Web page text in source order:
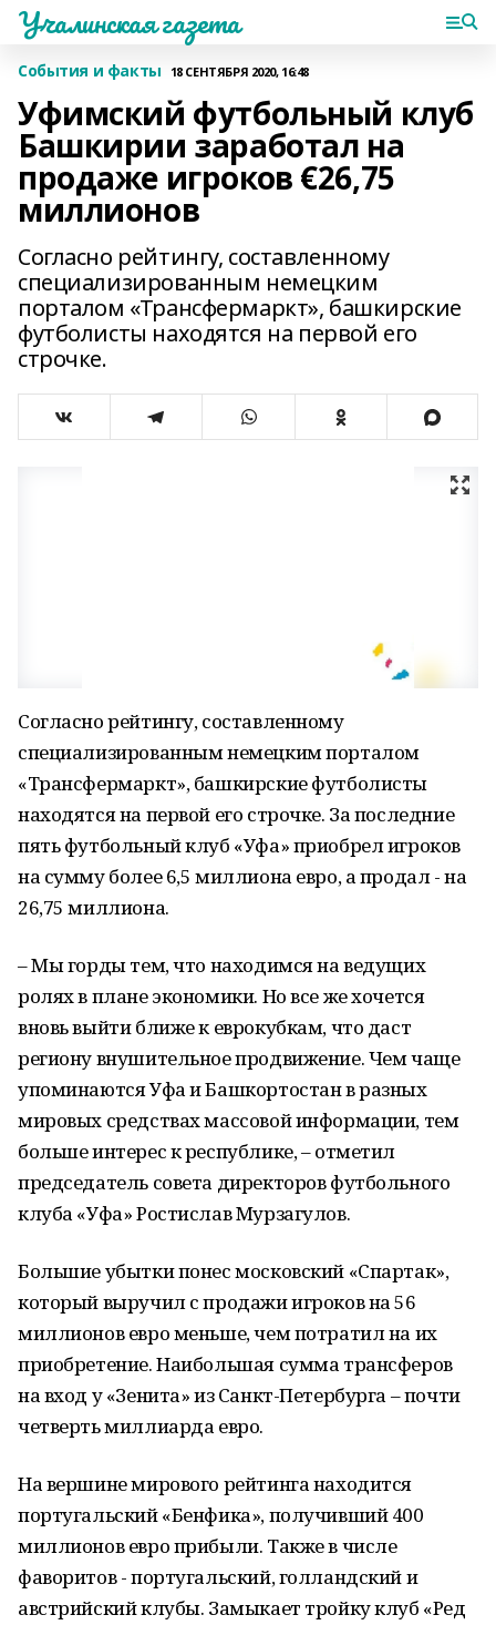
Учалинская газета
События и факты 18 СЕНТЯБРЯ 2020, 16:48
Уфимский футбольный клуб
Башкирии заработал на
продаже игроков €26,75
миллионов
Согласно рейтингу, составленному
специализированным немецким
порталом «Трансфермаркт», башкирские
футболисты находятся на первой его
строчке.
Согласно рейтингу, составленному
специализированным немецким порталом
«Трансфермаркт», башкирские футболисты
находятся на первой его строчке. За последние
пять футбольный клуб «Уфа» приобрел игроков
на сумму более 6,5 миллиона евро, а продал - на
26,75 миллиона.
– Мы горды тем, что находимся на ведущих
ролях в плане экономики. Но все же хочется
вновь выйти ближе к еврокубкам, что даст
региону внушительное продвижение. Чем чаще
упоминаются Уфа и Башкортостан в разных
мировых средствах массовой информации, тем
больше интерес к республике, – отметил
председатель совета директоров футбольного
клуба «Уфа» Ростислав Мурзагулов.
Большие убытки понес московский «Спартак»,
который выручил с продажи игроков на 56
миллионов евро меньше, чем потратил на их
приобретение. Наибольшая сумма трансферов
на вход у «Зенита» из Санкт-Петербурга – почти
четверть миллиарда евро.
На вершине мирового рейтинга находится
португальский «Бенфика», получивший 400
миллионов евро прибыли. Также в числе
фаворитов - португальский, голландский и
австрийский клубы. Замыкает тройку клуб «Ред